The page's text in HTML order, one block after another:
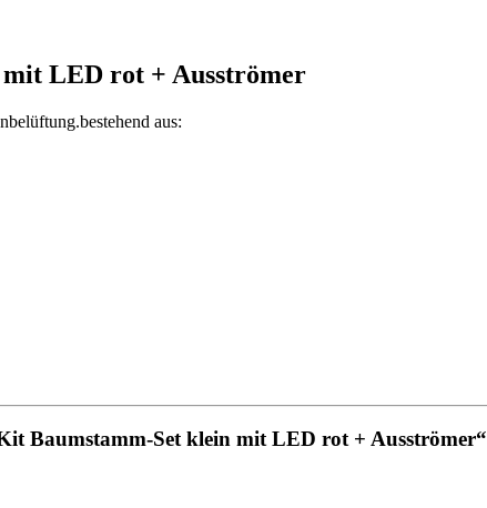
LED rot + Ausströmer
aus:
Baumstamm-Set klein mit LED rot + Ausströmer“